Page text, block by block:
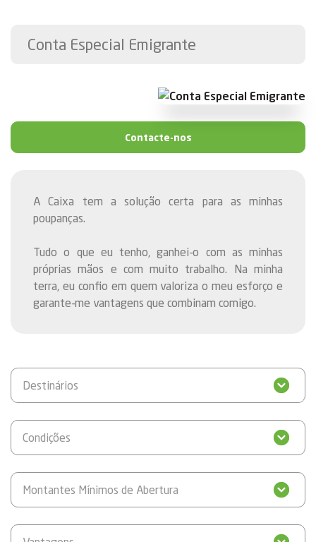
Conta Especial Emigrante
Contacte-nos
A Caixa tem a solução certa para as minhas
poupanças.
Tudo o que eu tenho, ganhei-o com as minhas
próprias mãos e com muito trabalho. Na minha
terra, eu confio em quem valoriza o meu esforço e
garante-me vantagens que combinam comigo.
Destinários
Condições
Montantes Mínimos de Abertura